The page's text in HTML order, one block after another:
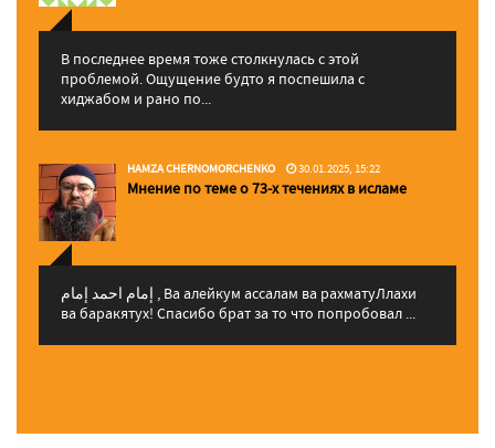
В последнее время тоже столкнулась с этой
проблемой. Ощущение будто я поспешила с
хиджабом и рано по...
HAMZA CHERNOMORCHENKO 30.01.2025, 15:22
Мнение по теме о 73-х течениях в исламе
إمام احمد إمام , Ва алейкум ассалам ва рахматуЛлахи
ва баракятух! Спасибо брат за то что попробовал ...